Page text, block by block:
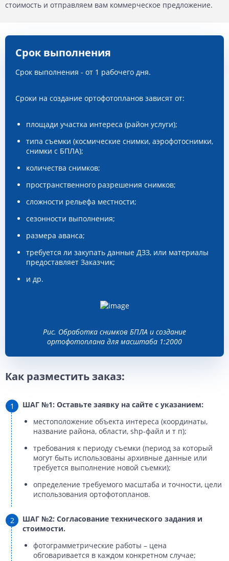
1:10000
от 0,5 $ от 100 руб
-
количества снимков на территорию интереса, от рельефа
объема) и рассчитывается индивидуально для каждого
стоимость и отправляем вам коммерческое предложение.
Срок выполнения
Срок выполнения - от 1 рабочего дня.
Сроки на создание ортофотопланов зависят от:
площади участка интереса (район услуги);
типа съемки (космические снимки, аэрофотоснимки,
снимки с БПЛА);
количества снимков;
пространственного разрешения снимков;
сложности рельефа местности;
сезонности выполнения;
размера аванса;
требуется ли закупать данные ДЗЗ, или материалы
предоставляет Заказчик;
и др.
Рис. Обработка снимков БПЛА и создание
ортофотоплана для масштаба 1:2000
Как разместить заказ:
ШАГ №1: Оставьте заявку на сайте с указанием:
местоположение объекта интереса (координаты,
название района, области, shp-файл и т п);
требования к периоду съемки (период за который
могут быть использованы архивные данные или
требуется выполнение новой съемки);
определение требуемого масштаба и точности, цели
использования ортофотопланов.
ШАГ №2: Согласование технического задания и
стоимости.
фотограмметрические работы – цена
обговаривается в каждом конкретном случае;